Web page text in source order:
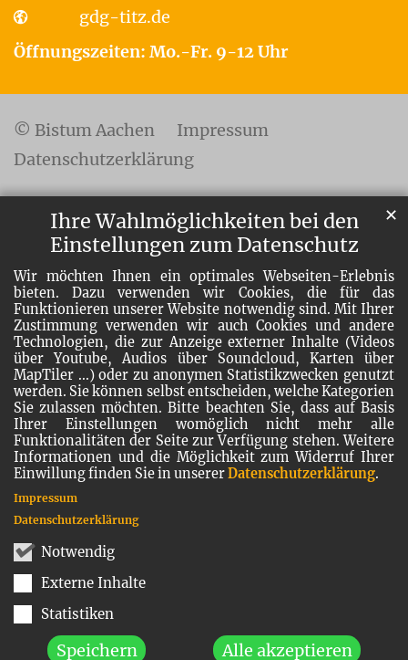
Ihre Wahlmöglichkeiten bei den
Einstellungen zum Datenschutz
Wir möchten Ihnen ein optimales Webseiten-Erlebnis
bieten. Dazu verwenden wir Cookies, die für das
Funktionieren unserer Website notwendig sind. Mit Ihrer
Zustimmung verwenden wir auch Cookies und andere
Technologien, die zur Anzeige externer Inhalte (Videos
über Youtube, Audios über Soundcloud, Karten über
MapTiler ...) oder zu anonymen Statistikzwecken genutzt
werden. Sie können selbst entscheiden, welche Kategorien
Sie zulassen möchten. Bitte beachten Sie, dass auf Basis
Ihrer Einstellungen womöglich nicht mehr alle
Funktionalitäten der Seite zur Verfügung stehen. Weitere
Informationen und die Möglichkeit zum Widerruf Ihrer
Einwillung finden Sie in unsererDatenschutzerklärung.
Notwendig
Externe Inhalte
Statistiken
Speichern Alle akzeptieren
✕
Impressum
Datenschutzerklärung
gdg-titz.de
Öffnungszeiten: Mo.-Fr. 9-12 Uhr
© Bistum Aachen
Impressum
Datenschutzerklärung